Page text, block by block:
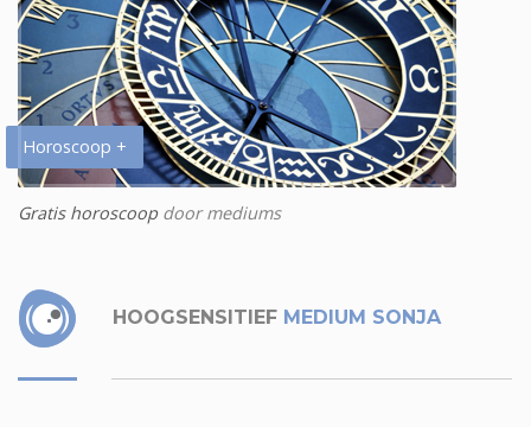
Horoscoop +
Gratis horoscoopdoor mediums
HOOGSENSITIEF MEDIUM SONJA